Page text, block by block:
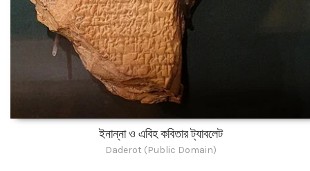
ইনান্না ও এবিহ কবিতার ট্যাবলেট
Daderot (Public Domain)